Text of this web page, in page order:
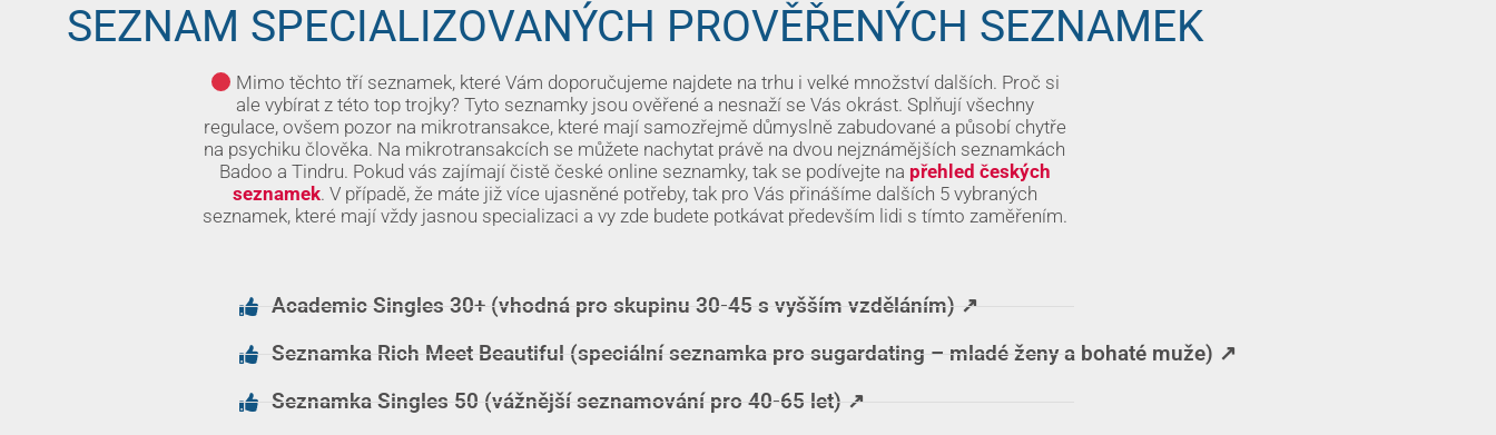
SEZNAM SPECIALIZOVANÝCH PROVĚŘENÝCH SEZNAMEK
Mimo těchto tří seznamek, které Vám doporučujeme najdete na trhu i velké množství dalších. Proč si
ale vybírat z této top trojky? Tyto seznamky jsou ověřené a nesnaží se Vás okrást. Splňují všechny
regulace, ovšem pozor na mikrotransakce, které mají samozřejmě důmyslně zabudované a působí chytře
na psychiku člověka. Na mikrotransakcích se můžete nachytat právě na dvou nejznámějších seznamkách
Badoo a Tindru. Pokud vás zajímají čistě české online seznamky, tak se podívejte na přehled českých
seznamek. V případě, že máte již více ujasněné potřeby, tak pro Vás přinášíme dalších 5 vybraných
seznamek, které mají vždy jasnou specializaci a vy zde budete potkávat především lidi s tímto zaměřením.
Academic Singles 30+ (vhodná pro skupinu 30-45 s vyšším vzděláním) ↗️
Seznamka Rich Meet Beautiful (speciální seznamka pro sugardating – mladé ženy a bohaté muže) ↗️
Seznamka Singles 50 (vážnější seznamování pro 40-65 let) ↗️